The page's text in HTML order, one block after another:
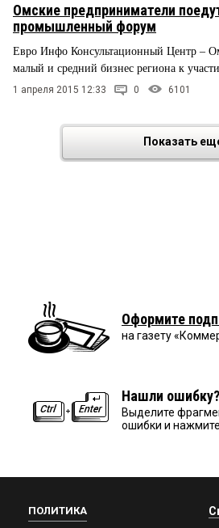
Омские предприниматели
промышленный форум
Евро Инфо Консультационный Центр –
малый и средний бизнес региона к
1 апреля 2015 12:33 0 6101
Показать
Оформите
на газету
Нашли ошибку?
Выделите
ошибки и
ПОЛИТИКА